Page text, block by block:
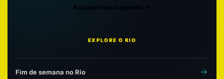
Explorar toda a agenda
EXPLORE O RIO
Fim de semana no Rio